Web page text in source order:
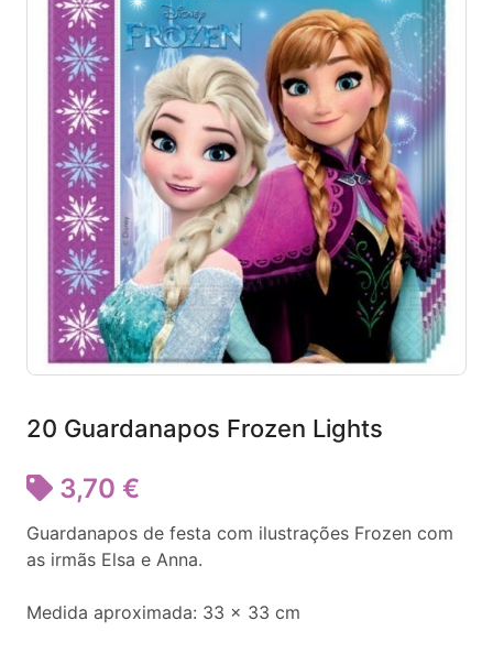
20 Guardanapos Frozen Lights
3,70 €
Guardanapos de festa com ilustrações Frozen com
as irmãs Elsa e Anna.
Medida aproximada: 33 x 33 cm